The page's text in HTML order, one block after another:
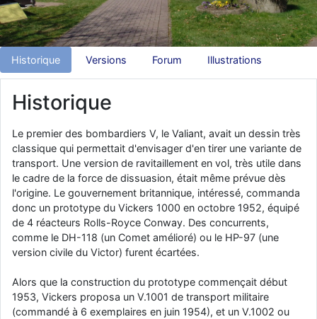
d9pouces: Joyeux Noël à tous !
d9pouces: mais tu peux tenter l'un des rares lycées militaires
comme le Prytanée dans la Sarthe, ça ne peut pas faire de mal !
d9pouces: C'est plutôt après le lycée, voire après une prépa
yaellerigolow : bonjour a tous je suis un élève de première
le lycée pour s'orienter et pouvoir devenir officier de l'armée de l'air?
d9pouces: lesquels, par exemple ?
mahmoud: bonsoir, très instructif ce site .mais nous aimerions avoir
les photo des anciens appareils de l'armée de l'air de la haute -volta
d9pouces: Ça me casse quand même bien les pieds, j’avoue
jericho: Pour moi tout est à nouveau OK dirait-on… Merci à toi.
au passage !
d9pouces: j'ai trouvé un palliatif un peu violent, mais ça devrait aller
un peu mieux
Historique Versions Forum Illustrations
Historique
Le premier des bombardiers V, le Valiant, avait un dessin très
classique qui permettait d'envisager d'en tirer une variante de
transport. Une version de ravitaillement en vol, très utile dans
le cadre de la force de dissuasion, était même prévue dès
l'origine. Le gouvernement britannique, intéressé, commanda
donc un prototype du Vickers 1000 en octobre 1952, équipé
de 4 réacteurs Rolls-Royce Conway. Des concurrents,
comme le DH-118 (un Comet amélioré) ou le HP-97 (une
version civile du Victor) furent écartées.
Alors que la construction du prototype commençait début
1953, Vickers proposa un V.1001 de transport militaire
(commandé à 6 exemplaires en juin 1954), et un V.1002 ou